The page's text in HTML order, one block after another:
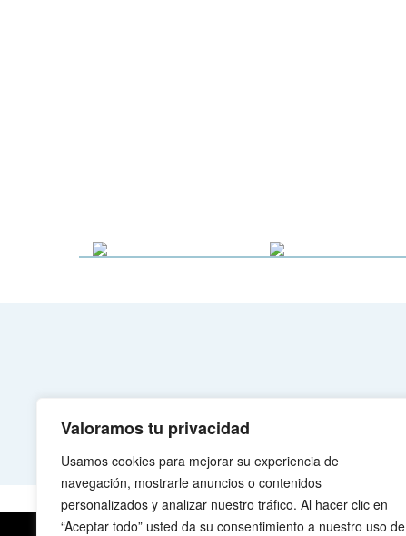
Valoramos tu privacidad
Usamos cookies para mejorar su experiencia de
navegación, mostrarle anuncios o contenidos
personalizados y analizar nuestro tráfico. Al hacer clic en
“Aceptar todo” usted da su consentimiento a nuestro uso de